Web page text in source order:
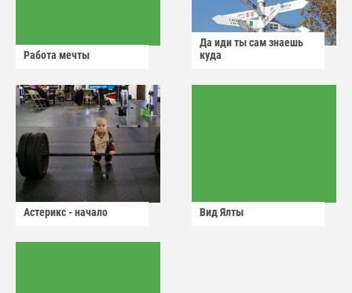
Работа мечты
Да иди ты сам знаешь
куда
Астерикс - начало Вид Ялты